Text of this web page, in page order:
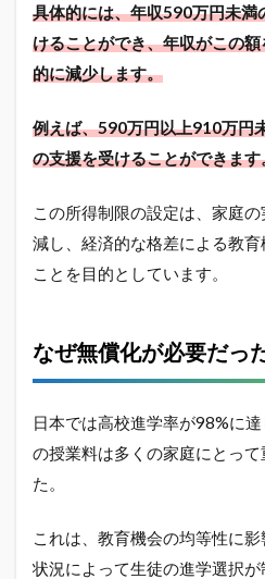
は？
2.5
私立
無償
化の
口コ
評判
2.6
高校
度は
ずる
いと
意見
や口
コミ
具体的には、年収590万円未満
けることができ、年収がこの
的に減少します。
例えば、590万円以上910万円
の支援を受けることができます
この所得制限の設定は、家庭
減し、経済的な格差による教
ことを目的としています。
なぜ無償化が必要だっ
日本では高校進学率が98%に
の授業料は多くの家庭にとっ
た。
これは、教育機会の均等性に
状況によって生徒の進学選択